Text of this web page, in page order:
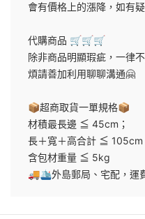
會有價格上的漲降，如有
代購商品 🛒🛒🛒
除非商品明顯瑕疵，一律
煩請善加利用聊聊溝通🤗
📦超商取貨一單規格📦
材積最長邊 ≦ 45cm；
長＋寬＋高合計 ≦ 105cm
含包材重量 ≦ 5kg
🚚🛳外島郵局、宅配，